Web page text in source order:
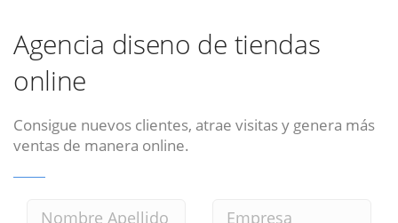
Agencia diseno de tiendas
online
Consigue nuevos clientes, atrae visitas y genera más
ventas de manera online.